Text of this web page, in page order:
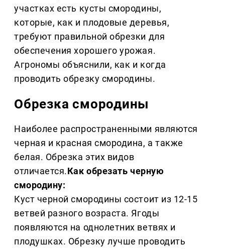
участках есть кусты смородины,
которые, как и плодовые деревья,
требуют правильной обрезки для
обеспечения хорошего урожая.
Агрономы объяснили, как и когда
проводить обрезку смородины.
Обрезка смородины
Наиболее распространенными являются
черная и красная смородина, а также
белая. Обрезка этих видов
отличается.Как обрезать черную
смородину:
Куст черной смородины состоит из 12-15
ветвей разного возраста. Ягоды
появляются на однолетних ветвях и
плодушках. Обрезку лучше проводить